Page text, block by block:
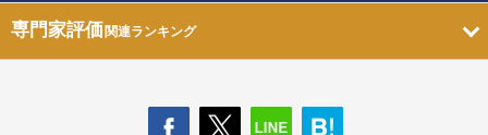
専門家評価関連ランキング